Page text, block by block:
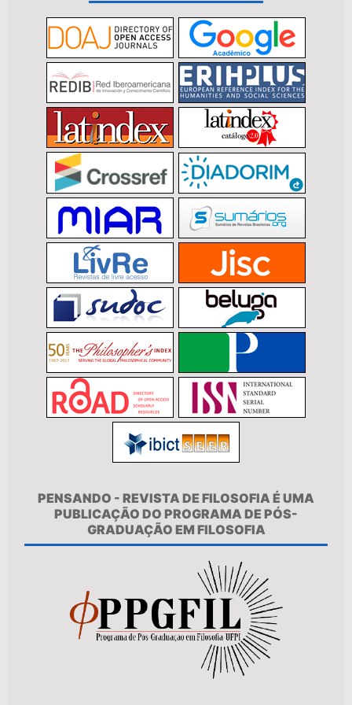
PENSANDO - REVISTA DE FILOSOFIA É UMA
PUBLICAÇÃO DO PROGRAMA DE PÓS-
GRADUAÇÃO EM FILOSOFIA